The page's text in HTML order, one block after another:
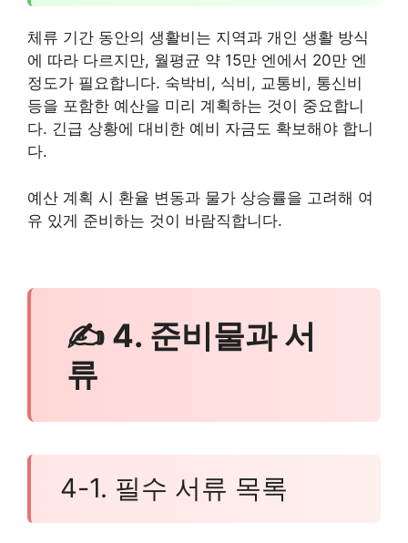
체류 기간 동안의 생활비는 지역과 개인 생활 방식
에 따라 다르지만, 월평균 약 15만 엔에서 20만 엔
정도가 필요합니다. 숙박비, 식비, 교통비, 통신비
등을 포함한 예산을 미리 계획하는 것이 중요합니
다. 긴급 상황에 대비한 예비 자금도 확보해야 합니
다.
예산 계획 시 환율 변동과 물가 상승률을 고려해 여
유 있게 준비하는 것이 바람직합니다.
✍ 4. 준비물과 서
류
4-1. 필수 서류 목록